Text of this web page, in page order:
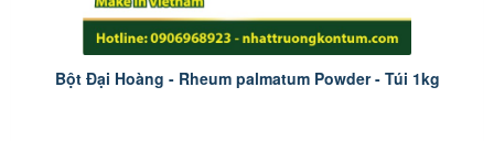
Bột Đại Hoàng - Rheum palmatum Powder - Túi 1kg